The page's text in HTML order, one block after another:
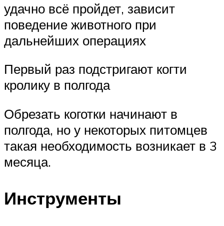
удачно всё пройдет, зависит
поведение животного при
дальнейших операциях
Первый раз подстригают когти
кролику в полгода
Обрезать коготки начинают в
полгода, но у некоторых питомцев
такая необходимость возникает в 3
месяца.
Инструменты